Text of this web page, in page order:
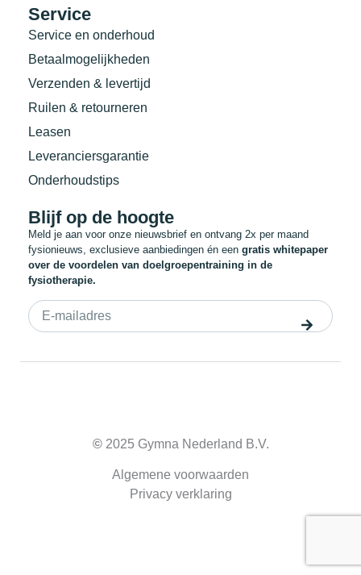
Service
Service en onderhoud
Betaalmogelijkheden
Verzenden & levertijd
Ruilen & retourneren
Leasen
Leveranciersgarantie
Onderhoudstips
Blijf op de hoogte
Meld je aan voor onze nieuwsbrief en ontvang 2x per maand
fysionieuws, exclusieve aanbiedingen én een gratis whitepaper
over de voordelen van doelgroepentraining in de
fysiotherapie.
© 2025 Gymna Nederland B.V.
Algemene voorwaarden
Privacy verklaring